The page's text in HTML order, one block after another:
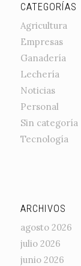
CATEGORÍAS
Agricultura
Empresas
Ganadería
Lechería
Noticias
Personal
Sin categoría
Tecnología
ARCHIVOS
agosto 2026
julio 2026
junio 2026